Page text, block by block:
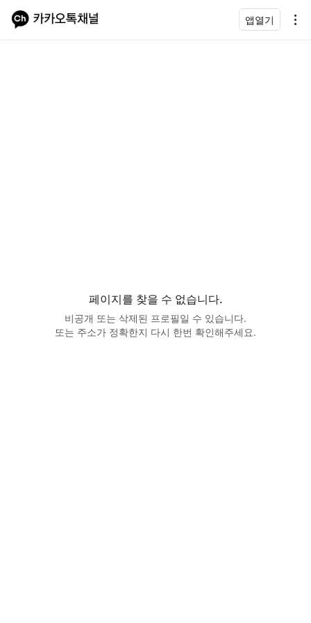
앱열기
페이지를 찾을 수 없습니다.
비공개 또는 삭제된 프로필일 수 있습니다.
또는 주소가 정확한지 다시 한번 확인해주세요.